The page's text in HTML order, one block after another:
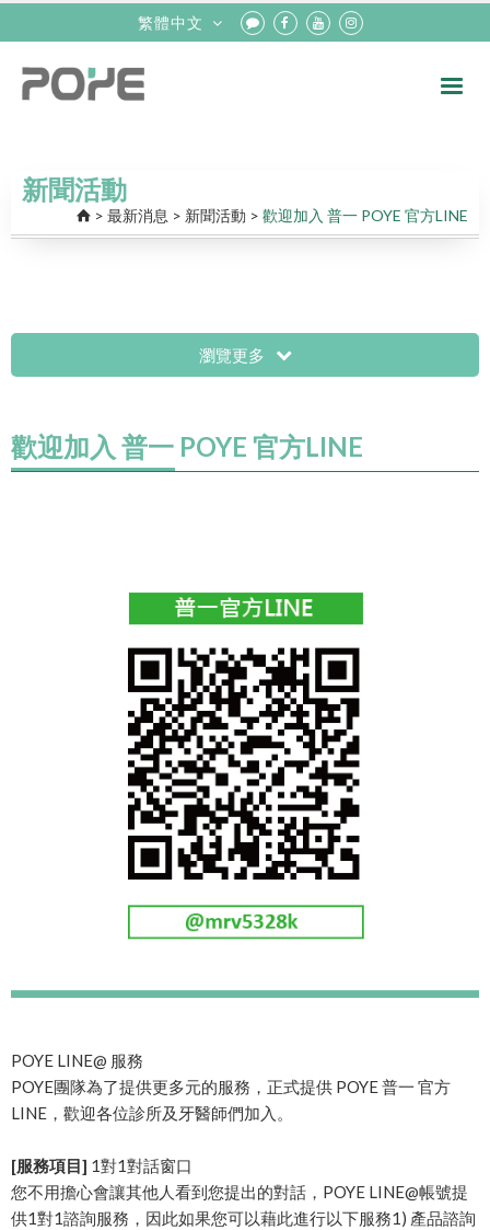
繁體中文
新聞活動
> 最新消息 > 新聞活動 > 歡迎加入 普一 POYE 官方LINE
瀏覽更多
歡迎加入 普一 POYE 官方LINE
POYE LINE@ 服務
POYE團隊為了提供更多元的服務，正式提供 POYE 普一 官方
LINE，歡迎各位診所及牙醫師們加入。
[服務項目] 1對1對話窗口
您不用擔心會讓其他人看到您提出的對話，POYE LINE@帳號提
供1對1諮詢服務，因此如果您可以藉此進行以下服務1) 產品諮詢